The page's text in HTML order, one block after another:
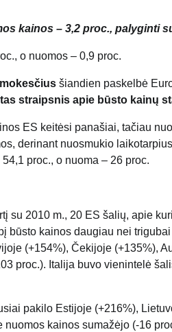
kainos – 3,2 proc., palyginti
o nuomos – 0,9 proc.
šiandien paskelbė
straipsnis apie būsto kainų
ES keitėsi panašiai, tačiau
derinant nuosmukio
proc., o nuoma – 26 proc.
su 2010 m., 20 ES šalių, apie
būsto kainos daugiau nei
(+154%), Čekijoje (+135%),
proc.). Italija buvo vienintelė
pakilo Estijoje (+216%),
kainos sumažėjo (-16